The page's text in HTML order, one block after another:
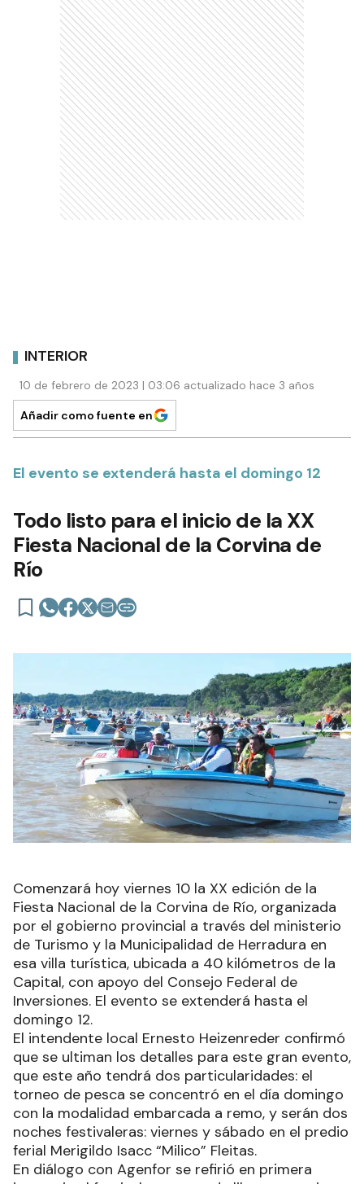
INTERIOR
10 de febrero de 2023 | 03:06 actualizado hace 3 años
Añadir como fuente en
El evento se extenderá hasta el domingo 12
Todo listo para el inicio de la XX
Fiesta Nacional de la Corvina de
Río
Comenzará hoy viernes 10 la XX edición de la
Fiesta Nacional de la Corvina de Río, organizada
por el gobierno provincial a través del ministerio
de Turismo y la Municipalidad de Herradura en
esa villa turística, ubicada a 40 kilómetros de la
Capital, con apoyo del Consejo Federal de
Inversiones. El evento se extenderá hasta el
domingo 12.
El intendente local Ernesto Heizenreder confirmó
que se ultiman los detalles para este gran evento,
que este año tendrá dos particularidades: el
torneo de pesca se concentró en el día domingo
con la modalidad embarcada a remo, y serán dos
noches festivaleras: viernes y sábado en el predio
ferial Merigildo Isacc “Milico” Fleitas.
En diálogo con Agenfor se refirió en primera